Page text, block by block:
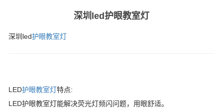
深圳led护眼教室灯
深圳led护眼教室灯
LED护眼教室灯特点:
LED护眼教室灯能解决荧光灯频闪问题，用眼舒适。